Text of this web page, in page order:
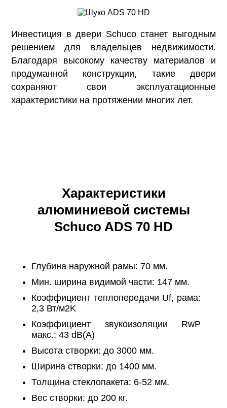
Инвестиция в двери Schuco станет выгодным
решением для владельцев недвижимости.
Благодаря высокому качеству материалов и
продуманной конструкции, такие двери
сохраняют свои эксплуатационные
характеристики на протяжении многих лет.
Характеристики
алюминиевой системы
Schuco ADS 70 HD
Глубина наружной рамы: 70 мм.
Мин. ширина видимой части: 147 мм.
Коэффициент теплопередачи Uf, рама:
2,3 Вт/м2K
Коэффициент звукоизоляции RwP
макс.: 43 dB(A)
Высота створки: до 3000 мм.
Ширина створки: до 1400 мм.
Толщина стеклопакета: 6-52 мм.
Вес створки: до 200 кг.